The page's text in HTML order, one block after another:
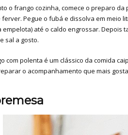
o frango cozinha, comece o preparo
ferver. Pegue o fubá e dissolva em meio
empelota) até o caldo engrossar. Depois
sal a gosto.
com polenta é um clássico da comida
o acompanhamento que mais